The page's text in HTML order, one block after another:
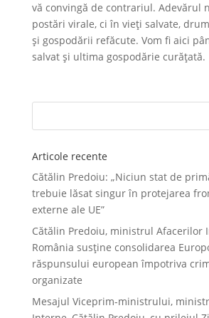
vă convingă de contrariul. Adevărul
postări virale, ci în vieți salvate,
și gospodării refăcute. Vom fi aici
salvat și ultima gospodărie curățată.
Articole recente
Cătălin Predoiu: „Niciun stat de
trebuie lăsat singur în protejarea
externe ale UE”
Cătălin Predoiu, ministrul Afacerilor
România susține consolidarea
răspunsului european împotriva
organizate
Mesajul Viceprim-ministrului,